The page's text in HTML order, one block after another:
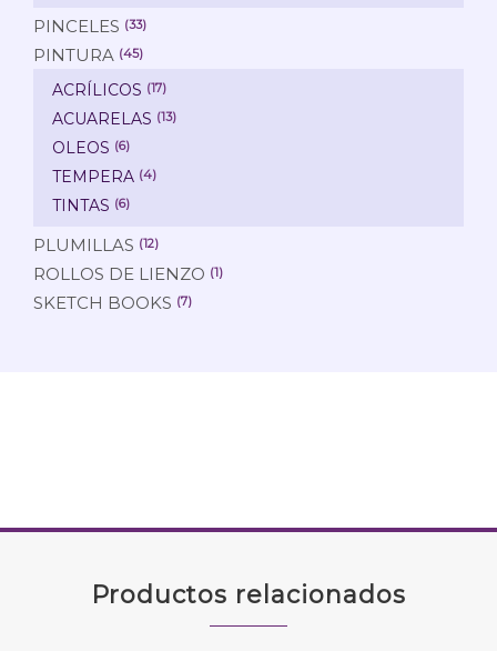
PINCELES (33)
PINTURA (45)
ACRÍLICOS (17)
ACUARELAS (13)
OLEOS (6)
TEMPERA (4)
TINTAS (6)
PLUMILLAS (12)
ROLLOS DE LIENZO (1)
SKETCH BOOKS (7)
Productos relacionados